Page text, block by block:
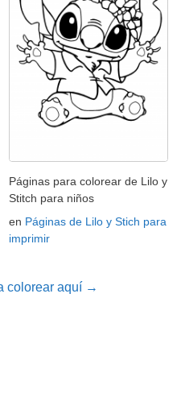
Páginas para colorear de Lilo y
Stitch para niños
en Páginas de Lilo y Stich para
imprimir
colorear aquí →